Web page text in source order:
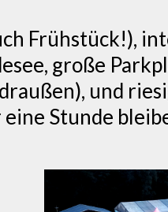
Frühstück!),
große
und
Stunde